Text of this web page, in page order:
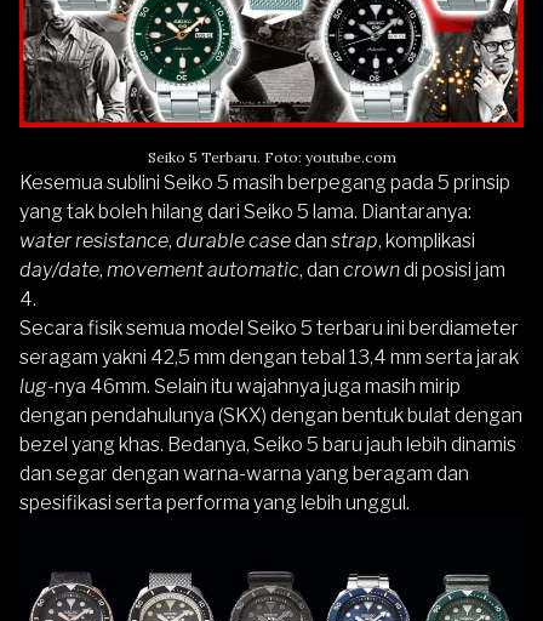
Seiko 5 Terbaru. Foto: youtube.com
Kesemua sublini Seiko 5 masih berpegang pada 5 prinsip
yang tak boleh hilang dari Seiko 5 lama. Diantaranya:
water resistance, durable casedan strap, komplikasi
day/date, movement automatic, dan crowndi posisi jam
4.
Secara fisik semua model Seiko 5 terbaru ini berdiameter
seragam yakni 42,5 mm dengan tebal 13,4 mm serta jarak
lug-nya 46mm. Selain itu wajahnya juga masih mirip
dengan pendahulunya (SKX) dengan bentuk bulat dengan
bezel yang khas. Bedanya, Seiko 5 baru jauh lebih dinamis
dan segar dengan warna-warna yang beragam dan
spesifikasi serta performa yang lebih unggul.